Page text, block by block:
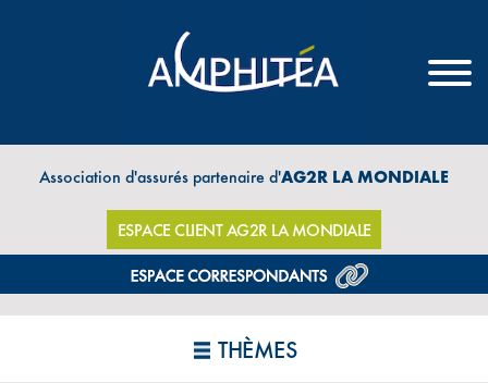
Association d'assurés partenaire d'AG2R LA MONDIALE
ESPACE CLIENT AG2R LA MONDIALE
THÈMES